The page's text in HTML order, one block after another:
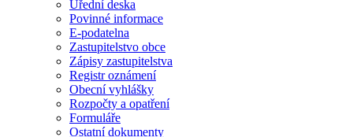
Úřední deska
Povinné informace
E-podatelna
Zastupitelstvo obce
Zápisy zastupitelstva
Registr oznámení
Obecní vyhlášky
Rozpočty a opatření
Formuláře
Ostatní dokumenty